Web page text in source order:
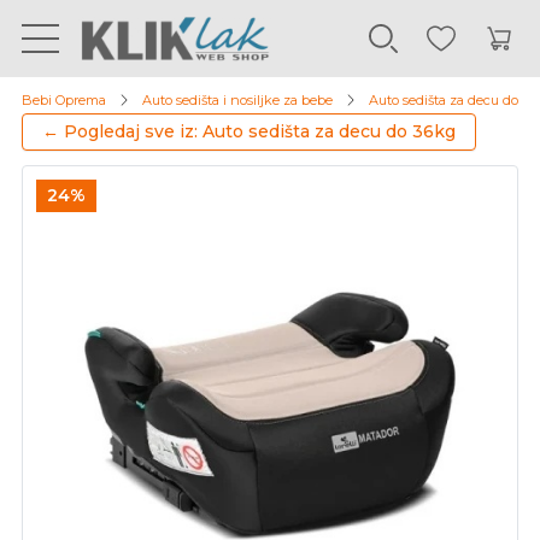
Bebi Oprema Auto sedišta i nosiljke za bebe Auto sedišta za decu do
← Pogledaj sve iz: Auto sedišta za decu do 36kg
24%